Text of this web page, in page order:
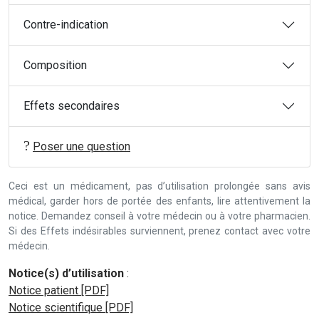
Contre-indication
Composition
Effets secondaires
Poser une question
Ceci est un médicament, pas d’utilisation prolongée sans avis
médical, garder hors de portée des enfants, lire attentivement la
notice. Demandez conseil à votre médecin ou à votre pharmacien.
Si des Effets indésirables surviennent, prenez contact avec votre
médecin.
Notice(s) d’utilisation :
Notice patient [PDF]
Notice scientifique [PDF]